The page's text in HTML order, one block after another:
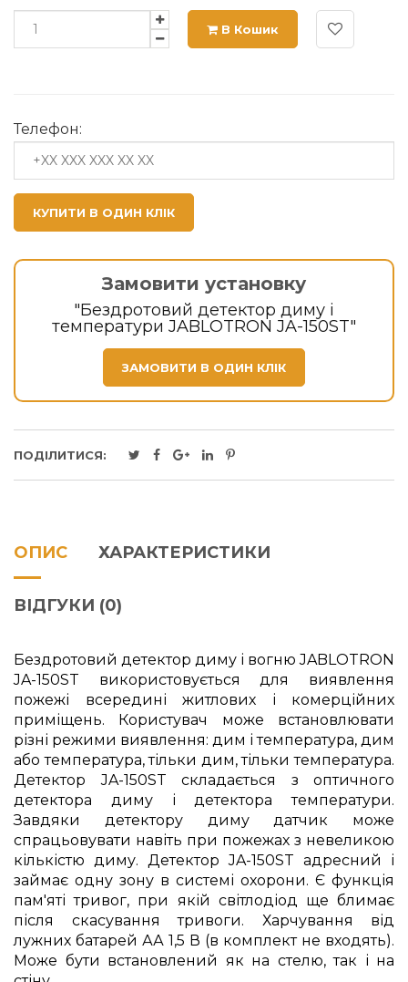
В Кошик
Телефон:
КУПИТИ В ОДИН КЛІК
Замовити установку
"Бездротовий детектор диму і
температури JABLOTRON JA-150ST"
ЗАМОВИТИ В ОДИН КЛІК
ПОДІЛИТИСЯ:
ОПИС ХАРАКТЕРИСТИКИ
ВІДГУКИ (0)
Бездротовий детектор диму і вогню JABLOTRON
JA-150ST використовується для виявлення
пожежі всередині житлових і комерційних
приміщень. Користувач може встановлювати
різні режими виявлення: дим і температура, дим
або температура, тільки дим, тільки температура.
Детектор JA-150ST складається з оптичного
детектора диму і детектора температури.
Завдяки детектору диму датчик може
спрацьовувати навіть при пожежах з невеликою
кількістю диму. Детектор JA-150ST адресний і
займає одну зону в системі охорони. Є функція
пам'яті тривог, при якій світлодіод ще блимає
після скасування тривоги. Харчування від
лужних батарей АА 1,5 В (в комплект не входять).
Може бути встановлений як на стелю, так і на